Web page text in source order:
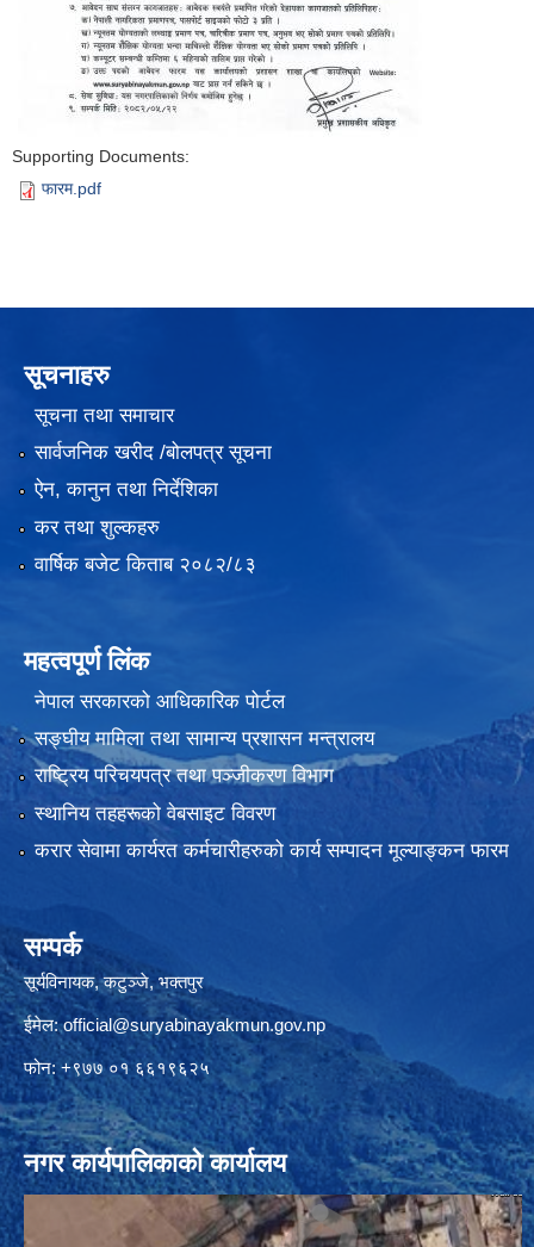
Supporting Documents:
फारम.pdf
सूचनाहरु
सूचना तथा समाचार
सार्वजनिक खरीद /बोलपत्र सूचना
ऐन, कानुन तथा निर्देशिका
कर तथा शुल्कहरु
वार्षिक बजेट किताब २०८२/८३
महत्वपूर्ण लिंक
नेपाल सरकारको आधिकारिक पोर्टल
सङ्‍घीय मामिला तथा सामान्य प्रशासन मन्त्रालय
राष्ट्रिय परिचयपत्र तथा पञ्जीकरण विभाग
स्थानिय तहहरूको वेबसाइट विवरण
करार सेवामा कार्यरत कर्मचारीहरुको कार्य सम्पादन मूल्याङ्कन फारम
सम्पर्क
सूर्यविनायक, कटुञ्जे, भक्तपुर
ईमेल:official@suryabinayakmun.gov.np
फोन: +९७७ ०१ ६६१९६२५
नगर कार्यपालिकाको कार्यालय